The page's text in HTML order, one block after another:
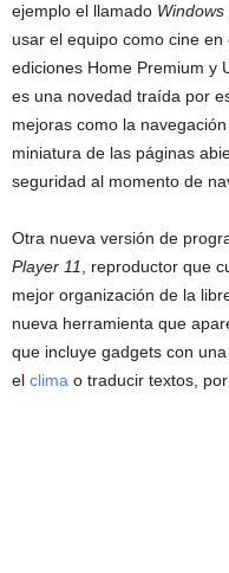
ejemplo el llamado
usar el equipo como cine
ediciones Home Premium y
es una novedad traída por
mejoras como la
miniatura de las páginas
seguridad al momento de
Otra nueva versión de
Player 11
, reproductor que
mejor organización de la
nueva herramienta que
que incluye gadgets con
el clima o traducir textos, por